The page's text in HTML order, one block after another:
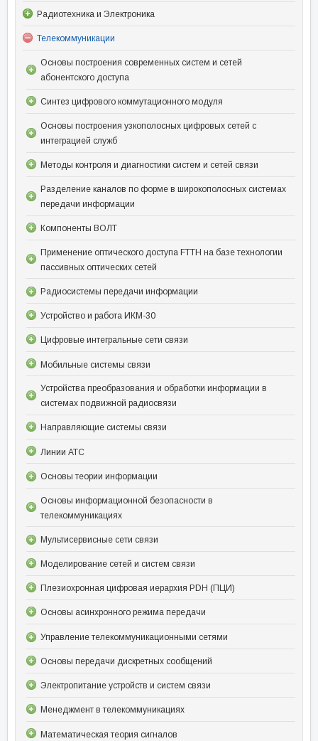
Радиотехника и Электроника
Телекоммуникации
Основы построения современных систем и сетей
абонентского доступа
Синтез цифрового коммутационного модуля
Основы построения узкополосных цифровых сетей с
интеграцией служб
Методы контроля и диагностики систем и сетей связи
Разделение каналов по форме в широкополосных системах
передачи информации
Компоненты ВОЛТ
Применение оптического доступа FTTH на базе технологии
пассивных оптических сетей
Радиосистемы передачи информации
Устройство и работа ИКМ-30
Цифровые интегральные сети связи
Мобильные системы связи
Устройства преобразования и обработки информации в
системах подвижной радиосвязи
Направляющие системы связи
Линии АТС
Основы теории информации
Основы информационной безопасности в
телекоммуникациях
Мультисервисные сети связи
Моделирование сетей и систем связи
Плезиохронная цифровая иерархия PDH (ПЦИ)
Основы асинхронного режима передачи
Управление телекоммуникационными сетями
Основы передачи дискретных сообщений
Электропитание устройств и систем связи
Менеджмент в телекоммуникациях
Математическая теория сигналов